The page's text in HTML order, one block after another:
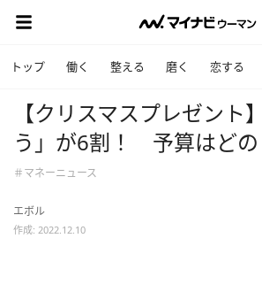
トップ 働く 整える 磨く 恋する
【クリスマスプレゼント
う」が6割！ 予算はどの
＃マネーニュース
エボル
作成: 2022.12.10